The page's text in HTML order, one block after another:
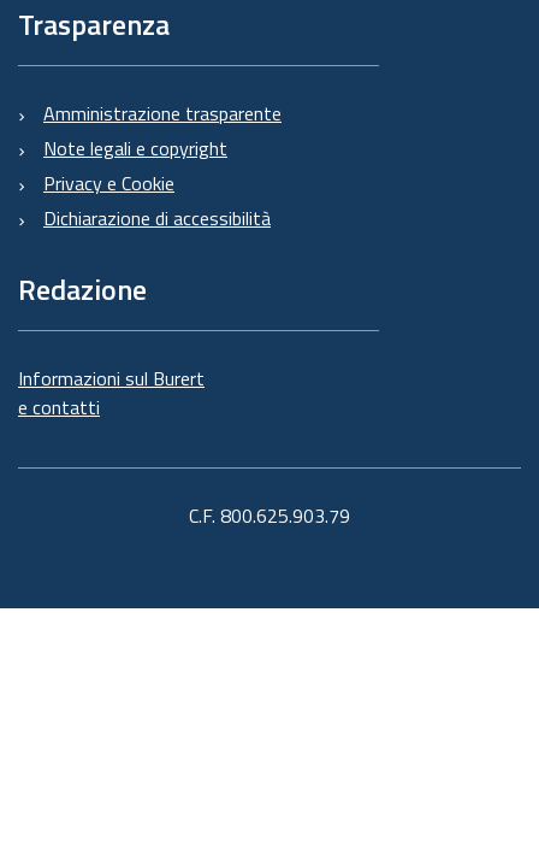
Trasparenza
Amministrazione trasparente
Note legali e copyright
Privacy e Cookie
Dichiarazione di accessibilità
Redazione
Informazioni sul Burert
e contatti
C.F. 800.625.903.79